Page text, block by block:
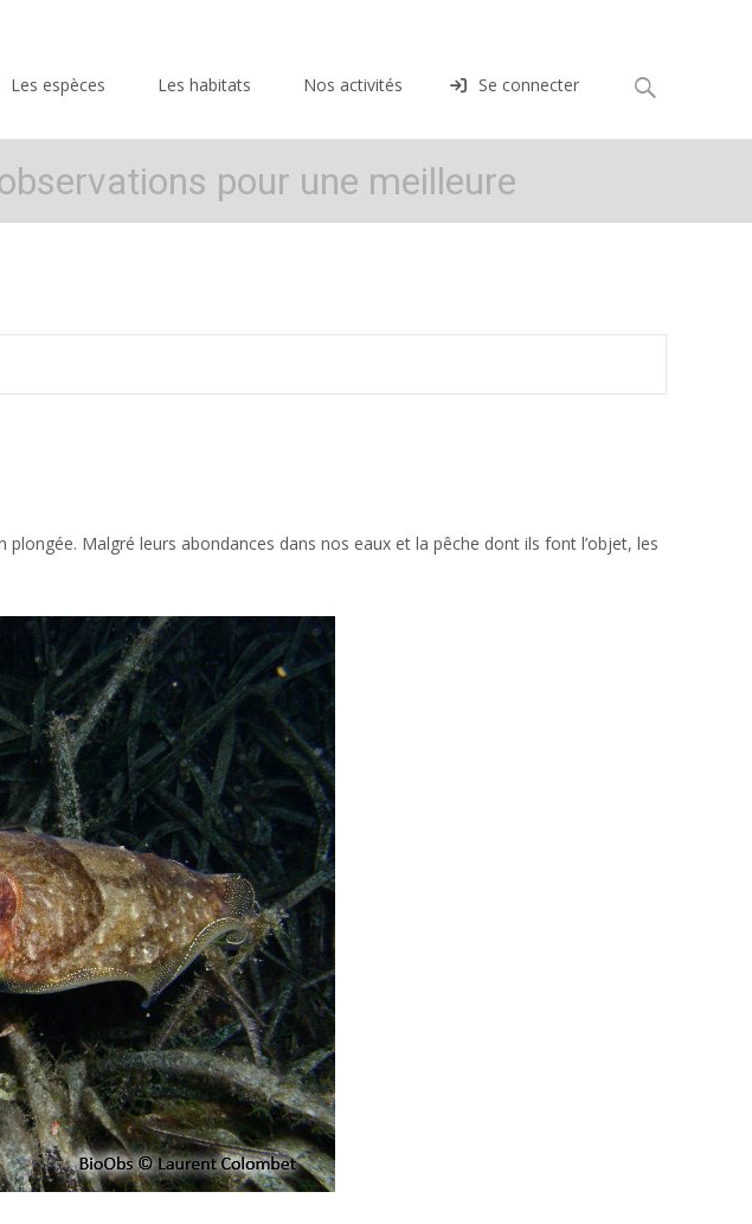
Les espèces Les habitats Nos activités Se connecter Rechercher :
pour une meilleure
Malgré leurs abondances dans nos eaux et la pêche dont ils font l’objet, les